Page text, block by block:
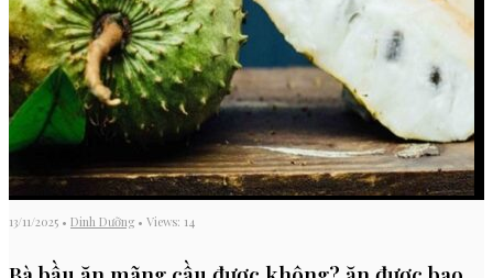
13/11/2025 • Dinh Dưỡng • Views: 14